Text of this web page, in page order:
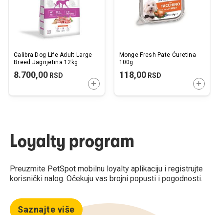
Calibra Dog Life Adult Large
Breed Jagnjetina 12kg
8.700,00 RSD
DODAJTE U KORPU
Monge Fresh Pate Ćuretina
100g
118,00RSD
Loyalty program
Preuzmite PetSpot mobilnu loyalty aplikaciju i registrujte
korisnički nalog. Očekuju vas brojni popusti i pogodnosti.
Saznajte više